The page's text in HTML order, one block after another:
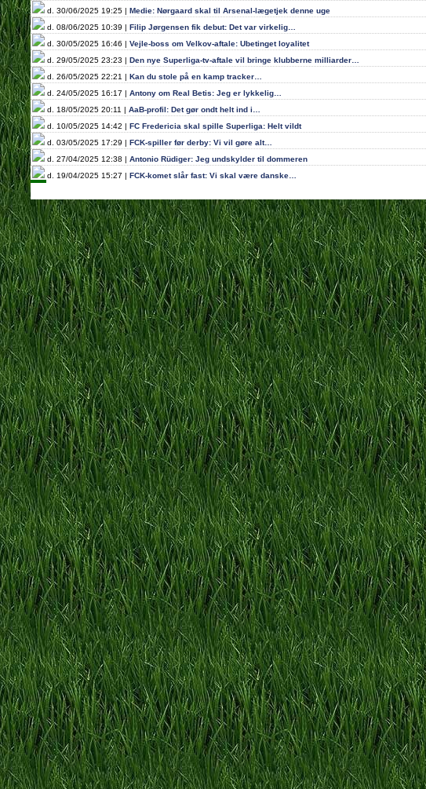
d. 30/06/2025 19:25 | Medie: Nørgaard skal til Arsenal-lægetjek denne uge
d. 08/06/2025 10:39 | Filip Jørgensen fik debut: Det var virkelig…
d. 30/05/2025 16:46 | Vejle-boss om Velkov-aftale: Ubetinget loyalitet
d. 29/05/2025 23:23 | Den nye Superliga-tv-aftale vil bringe klubberne milliarder…
d. 26/05/2025 22:21 | Kan du stole på en kamp tracker…
d. 24/05/2025 16:17 | Antony om Real Betis: Jeg er lykkelig…
d. 18/05/2025 20:11 | AaB-profil: Det gør ondt helt ind i…
d. 10/05/2025 14:42 | FC Fredericia skal spille Superliga: Helt vildt
d. 03/05/2025 17:29 | FCK-spiller før derby: Vi vil gøre alt…
d. 27/04/2025 12:38 | Antonio Rüdiger: Jeg undskylder til dommeren
d. 19/04/2025 15:27 | FCK-komet slår fast: Vi skal være danske…